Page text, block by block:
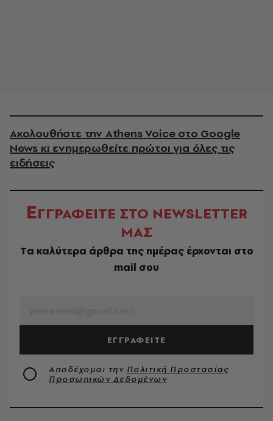
Ακολουθήστε την Athens Voice στο Google
News κι ενημερωθείτε πρώτοι για όλες τις
ειδήσεις
ΕΓΓΡΑΦΕΙΤΕ ΣΤΟ NEWSLETTER
ΜΑΣ
Tα καλύτερα άρθρα της ημέρας έρχονται στο
mail σου
ΕΓΓΡΑΦΕΙΤΕ
Αποδέχομαι την Πολιτική Προστασίας
Προσωπικών Δεδομένων